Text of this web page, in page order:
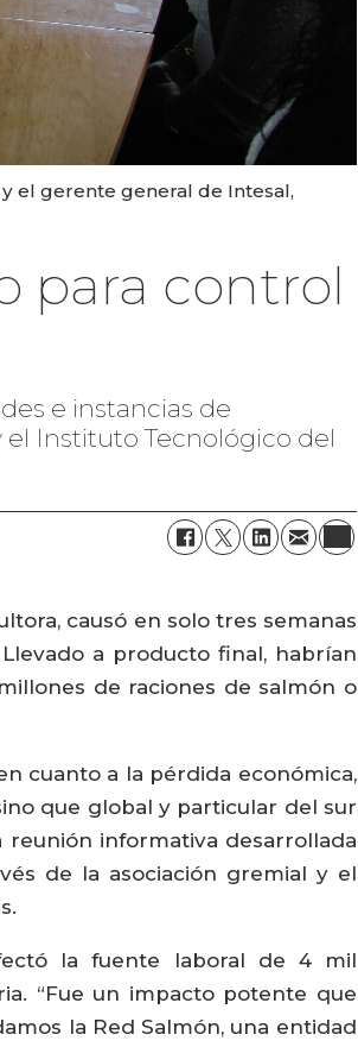
el gerente general de Intesal,
para control
e instancias de
el Instituto Tecnológico del
causó en solo tres semanas
a producto final, habrían
de raciones de salmón o
cuanto a la pérdida económica,
que global y particular del sur
reunión informativa desarrollada
de la asociación gremial y el
la fuente laboral de 4 mil
“Fue un impacto potente que
la Red Salmón, una entidad